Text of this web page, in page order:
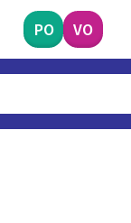
PO VO